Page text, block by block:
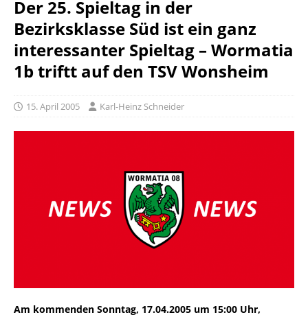
Der 25. Spieltag in der
Bezirksklasse Süd ist ein ganz
interessanter Spieltag – Wormatia
1b triftt auf den TSV Wonsheim
15. April 2005 Karl-Heinz Schneider
Am kommenden Sonntag, 17.04.2005 um 15:00 Uhr,